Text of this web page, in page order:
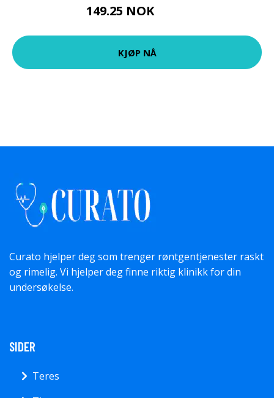
149.25 NOK
KJØP NÅ
Curato hjelper deg som trenger røntgentjenester raskt
og rimelig. Vi hjelper deg finne riktig klinikk for din
undersøkelse.
SIDER
Teres